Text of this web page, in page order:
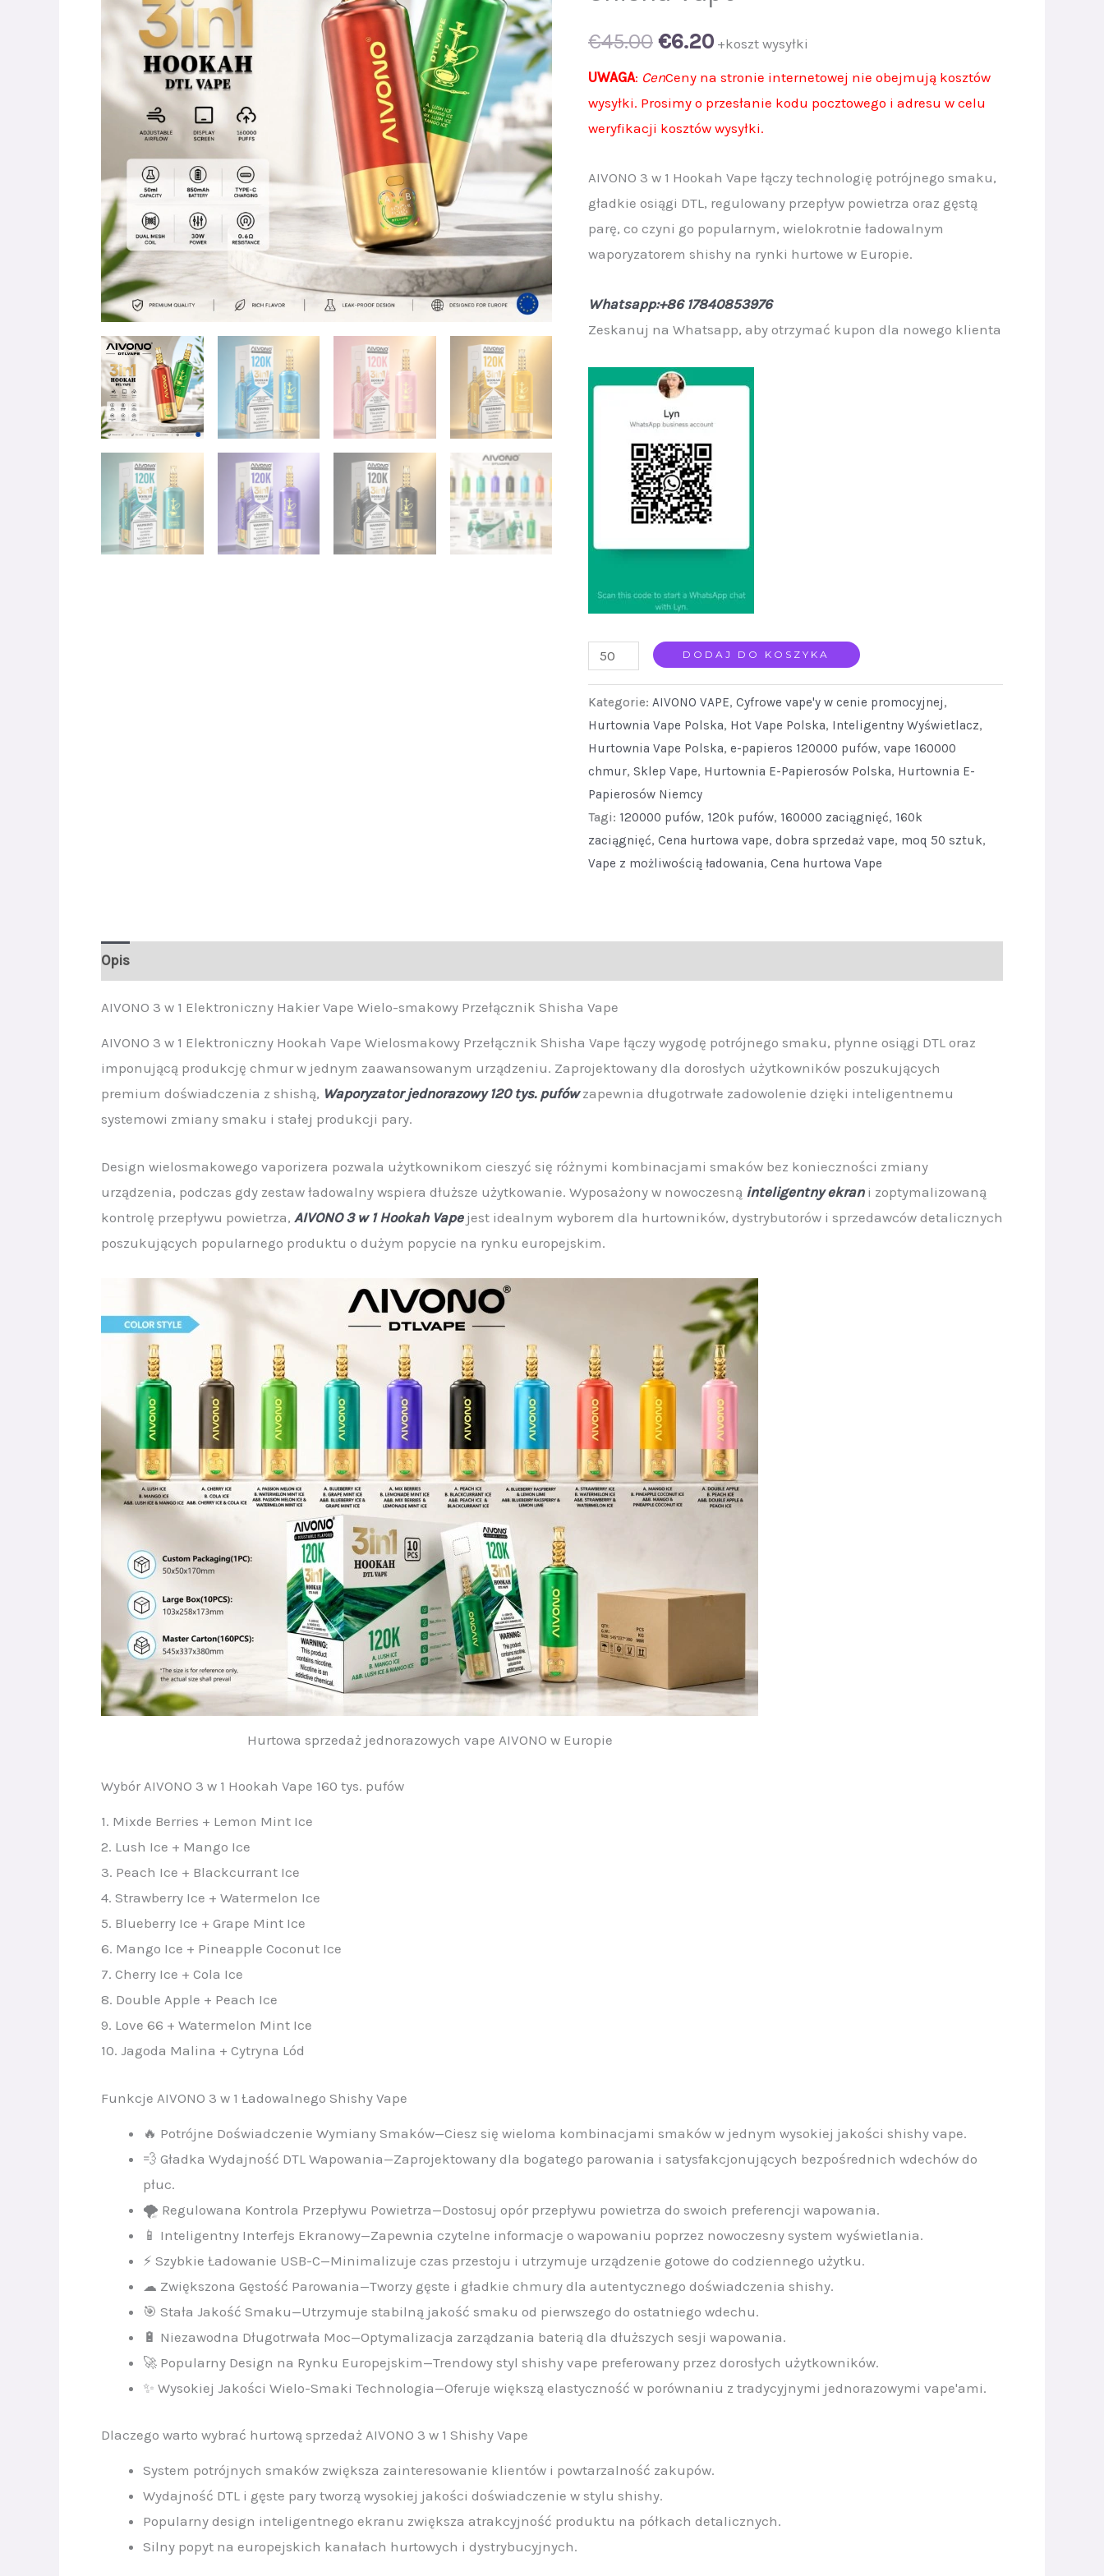
€45.00 Original
price
was:
€6.20Current
price
+koszt wysyłki
UWAGA: CenCeny na stronie internetowej nie obejmują kosztów
wysyłki. Prosimy o przesłanie kodu pocztowego i adresu w celu
weryfikacji kosztów wysyłki.
AIVONO 3 w 1 Hookah Vape łączy technologię potrójnego smaku,
gładkie osiągi DTL, regulowany przepływ powietrza oraz gęstą
parę, co czyni go popularnym, wielokrotnie ładowalnym
waporyzatorem shishy na rynki hurtowe w Europie.
Whatsapp:+86 17840853976
Zeskanuj na Whatsapp, aby otrzymać kupon dla nowego klienta
AIVONO
In
1
Electronic
Hookah
Vape
Flavor
DODAJ DO KOSZYKA
Kategorie: AIVONO VAPE, Cyfrowe vape'y w cenie promocyjnej,
Hurtownia Vape Polska, Hot Vape Polska, Inteligentny Wyświetlacz,
Hurtownia Vape Polska, e-papieros 120000 pufów, vape 160000
chmur, Sklep Vape, Hurtownia E-Papierosów Polska, Hurtownia E-
Papierosów Niemcy
Tagi: 120000 pufów, 120k pufów, 160000 zaciągnięć, 160k
zaciągnięć, Cena hurtowa vape, dobra sprzedaż vape, moq 50 sztuk,
Vape z możliwością ładowania, Cena hurtowa Vape
Opis
AIVONO 3 w 1 Elektroniczny Hakier Vape Wielo-smakowy Przełącznik Shisha Vape
AIVONO 3 w 1 Elektroniczny Hookah Vape Wielosmakowy Przełącznik Shisha Vape łączy wygodę potrójnego smaku, płynne osiągi DTL oraz
imponującą produkcję chmur w jednym zaawansowanym urządzeniu. Zaprojektowany dla dorosłych użytkowników poszukujących
premium doświadczenia z shishą, Waporyzator jednorazowy 120 tys. pufów zapewnia długotrwałe zadowolenie dzięki inteligentnemu
systemowi zmiany smaku i stałej produkcji pary.
Design wielosmakowego vaporizera pozwala użytkownikom cieszyć się różnymi kombinacjami smaków bez konieczności zmiany
urządzenia, podczas gdy zestaw ładowalny wspiera dłuższe użytkowanie. Wyposażony w nowoczesną inteligentny ekran i zoptymalizowaną
kontrolę przepływu powietrza, AIVONO 3 w 1 Hookah Vapejest idealnym wyborem dla hurtowników, dystrybutorów i sprzedawców detalicznych
poszukujących popularnego produktu o dużym popycie na rynku europejskim.
Hurtowa sprzedaż jednorazowych vape AIVONO w Europie
Wybór AIVONO 3 w 1 Hookah Vape 160 tys. pufów
1. Mixde Berries + Lemon Mint Ice
2. Lush Ice + Mango Ice
3. Peach Ice + Blackcurrant Ice
4. Strawberry Ice + Watermelon Ice
5. Blueberry Ice + Grape Mint Ice
6. Mango Ice + Pineapple Coconut Ice
7. Cherry Ice + Cola Ice
8. Double Apple + Peach Ice
9. Love 66 + Watermelon Mint Ice
10. Jagoda Malina + Cytryna Lód
Funkcje AIVONO 3 w 1 Ładowalnego Shishy Vape
🔥 Potrójne Doświadczenie Wymiany Smaków—Ciesz się wieloma kombinacjami smaków w jednym wysokiej jakości shishy vape.
💨 Gładka Wydajność DTL Wapowania—Zaprojektowany dla bogatego parowania i satysfakcjonujących bezpośrednich wdechów do
płuc.
🌪 Regulowana Kontrola Przepływu Powietrza—Dostosuj opór przepływu powietrza do swoich preferencji wapowania.
📱 Inteligentny Interfejs Ekranowy—Zapewnia czytelne informacje o wapowaniu poprzez nowoczesny system wyświetlania.
⚡ Szybkie Ładowanie USB-C—Minimalizuje czas przestoju i utrzymuje urządzenie gotowe do codziennego użytku.
☁ Zwiększona Gęstość Parowania—Tworzy gęste i gładkie chmury dla autentycznego doświadczenia shishy.
🎯 Stała Jakość Smaku—Utrzymuje stabilną jakość smaku od pierwszego do ostatniego wdechu.
🔋 Niezawodna Długotrwała Moc—Optymalizacja zarządzania baterią dla dłuższych sesji wapowania.
🚀 Popularny Design na Rynku Europejskim—Trendowy styl shishy vape preferowany przez dorosłych użytkowników.
✨ Wysokiej Jakości Wielo-Smaki Technologia—Oferuje większą elastyczność w porównaniu z tradycyjnymi jednorazowymi vape'ami.
Dlaczego warto wybrać hurtową sprzedaż AIVONO 3 w 1 Shishy Vape
System potrójnych smaków zwiększa zainteresowanie klientów i powtarzalność zakupów.
Wydajność DTL i gęste pary tworzą wysokiej jakości doświadczenie w stylu shishy.
Popularny design inteligentnego ekranu zwiększa atrakcyjność produktu na półkach detalicznych.
Silny popyt na europejskich kanałach hurtowych i dystrybucyjnych.